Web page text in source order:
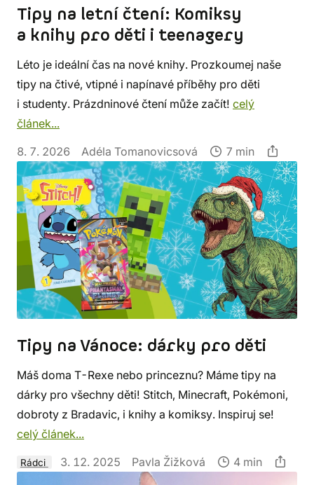
Tipy na letní čtení: Komiksy
a knihy pro děti i teenagery
Léto je ideální čas na nové knihy. Prozkoumej naše
tipy na čtivé, vtipné i napínavé příběhy pro děti
i studenty. Prázdninové čtení může začít! celý
článek...
8. 7. 2026
Adéla Tomanovicsová 7 min
Tipy na Vánoce: dárky pro děti
Máš doma T-Rexe nebo princeznu? Máme tipy na
dárky pro všechny děti! Stitch, Minecraft, Pokémoni,
dobroty z Bradavic, i knihy a komiksy. Inspiruj se!
celý článek...
Rádci 3. 12. 2025 Pavla Žižková 4 min